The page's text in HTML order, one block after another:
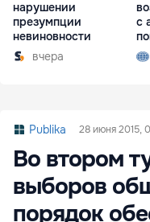
нарушении
презумпции
невиновности
вчера
с
Publika 28 июня 2015,
Во втором
выборов
порядок